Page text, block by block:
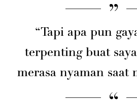
“Tapi apa pun
terpenting buat
merasa nyaman saat